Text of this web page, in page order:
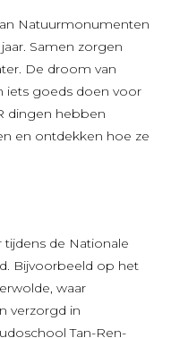
Natuurmonumenten
Samen zorgen
De droom van
iets goeds doen voor
dingen hebben
en ontdekken hoe ze
de Nationale
Bijvoorbeeld op het
waar
verzorgd in
Tan-Ren-